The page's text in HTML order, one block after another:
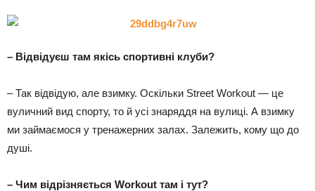
– Відвідуєш там якісь спортивні клуби?
– Так відвідую, але взимку. Оскільки Street Workout — це
вуличний вид спорту, то й усі знаряддя на вулиці. А взимку
ми займаємося у тренажерних залах. Залежить, кому що до
душі.
– Чим відрізняється Workout там і тут?